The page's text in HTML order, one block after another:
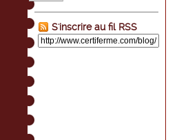
S'inscrire au fil RSS